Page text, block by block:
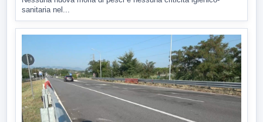
sanitaria nel...